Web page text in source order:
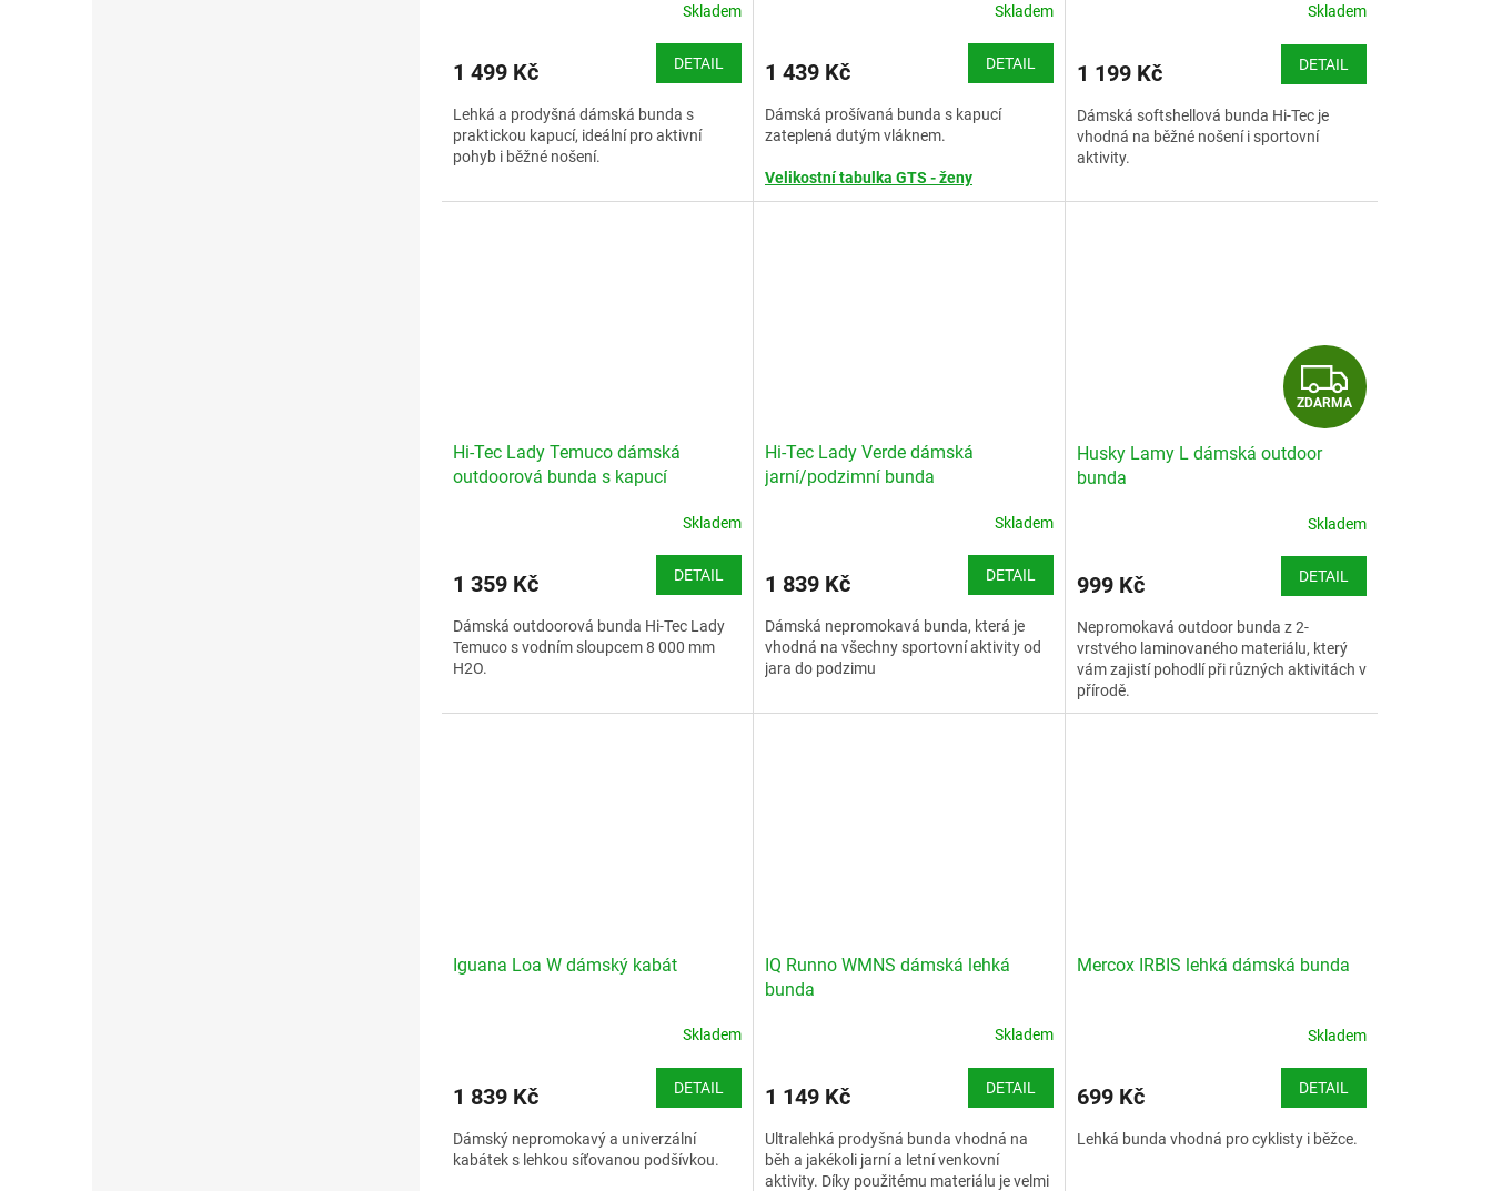
Skladem
1 499 Kč DETAIL
Lehká a prodyšná dámská bunda s
praktickou kapucí, ideální pro aktivní
pohyb i běžné nošení.
Velikostní tabulka GTS - ženy
Skladem
1 439 Kč DETAIL
Dámská prošívaná bunda s kapucí
zateplená dutým vláknem.
Velikostní tabulka GTS - ženy
Skladem
1 199 Kč DETAIL
Dámská softshellová bunda Hi-Tec je
vhodná na běžné nošení i sportovní
aktivity.
Velikostní tabulka Hi-Tec
Hi-Tec Lady Temuco dámská
outdoorová bunda s kapucí
Skladem
1 359 Kč DETAIL
Dámská outdoorová bunda Hi-Tec Lady
Temuco s vodním sloupcem 8 000 mm
H2O.
Velikostní tabulka Hi-Tec
Hi-Tec Lady Verde dámská
jarní/podzimní bunda
Skladem
1 839 Kč DETAIL
Dámská nepromokavá bunda, která je
vhodná na všechny sportovní aktivity od
jara do podzimu
Velikostní tabulka Hi-Tec
Z
D
R
M
A
ZDARMA
Husky Lamy L dámská outdoor
bunda
Skladem
999 Kč DETAIL
Nepromokavá outdoor bunda z 2-
vrstvého laminovaného materiálu, který
vám zajistí pohodlí při různých aktivitách v
přírodě.
Iguana Loa W dámský kabát
Skladem
1 839 Kč DETAIL
Dámský nepromokavý a univerzální
kabátek s lehkou síťovanou podšívkou.
IQ Runno WMNS dámská lehká
bunda
Skladem
1 149 Kč DETAIL
Ultralehká prodyšná bunda vhodná na
běh a jakékoli jarní a letní venkovní
aktivity. Díky použitému materiálu je velmi
Mercox IRBIS lehká dámská bunda
Skladem
699 Kč DETAIL
Lehká bunda vhodná pro cyklisty i běžce.